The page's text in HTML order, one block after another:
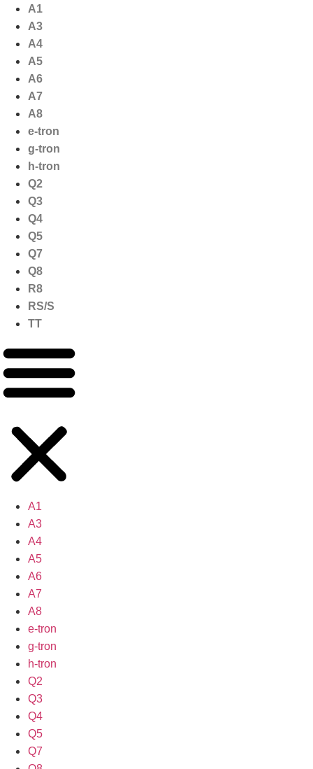
naar
inhoud
A1
A3
A4
A5
A6
A7
A8
e-tron
g-tron
h-tron
Q2
Q3
Q4
Q5
Q7
Q8
R8
RS/S
TT
A1
A3
A4
A5
A6
A7
A8
e-tron
g-tron
h-tron
Q2
Q3
Q4
Q5
Q7